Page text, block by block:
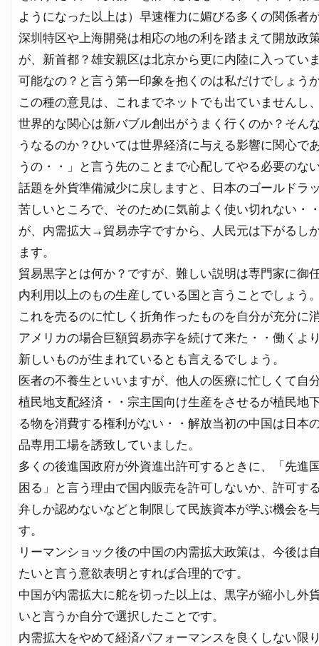
ようになった以上は）早速権力に媚びる多くの関係者
深圳特区や上海開発は相応の地の利を踏まえて開放政
が、新首都？雄安親区は北京から更に内陸に入ってい
可能なの？と言う第一印象を抱くのは私だけでしょう
この種の意見は、これまでネットでも出ていませんし
世界的な関心は新バブル創出がうまく行くのか？そん
うなるのか？ひいては世界経済に与える影響に関心で
うの・・」と言う先のことまで心配してやる必要のな
話題を外貨準備減少に戻しますと、日本のゴールドラ
苦しいところで、そのために気前よく使い切れない・
が、内需拡大→貿易赤字ですから、人民元は下がるし
ます。
貿易黒字とは何か？ですが、難しい説明は専門家に御
内利用以上のもの生産している国と言うことでしょう
これを売るのに忙しく折角作ったものを自分が充分に
アメリカの場合巨額貿易赤字を続けて来た・・働くよ
新しいものが生まれているとも言えるでしょう。
医者の不養生といいますが、他人の医療に忙しくて自
植民地支配経済・・宗主国向け生産をさせるが植民地
る物を消費する権利がない・・解放当初の中国は日本
品専用工場を誘致していました。
多くの後進国政府が外資進出許可するときに、「先進
困る」と言う理由で国内販売を許可しないか、許可す
弁しか認めないなどと制限して民族資本が学ぶ機会を
す。
リーマンショック後の中国の内需拡大政策は、今後は
たいと言う意欲表明とすれば合理的です。
中国が内需拡大に舵を切った以上は、黒字が縮小し外
いと言うか自分で選択したことです。
内需拡大をやめて経済パフォーマンスを良くしない限